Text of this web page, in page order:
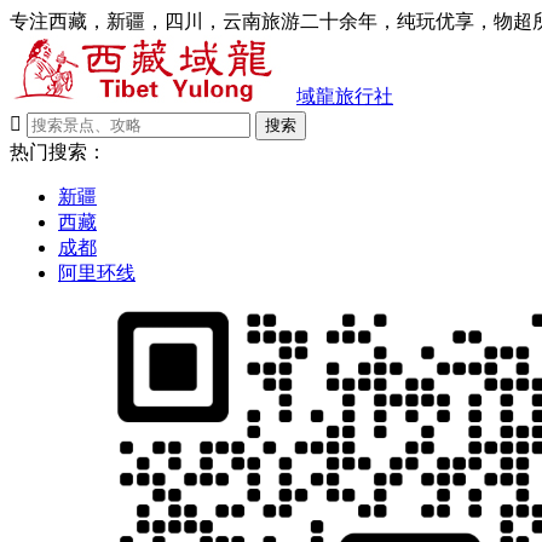
专注西藏，新疆，四川，云南旅游二十余年，纯玩优享，物超
域龍旅行社

搜索
热门搜索：
新疆
西藏
成都
阿里环线